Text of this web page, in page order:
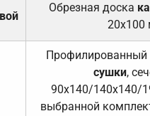
Обрезная доска
20х100
Профилированный
сушки,
90х140/140х140/
выбранной